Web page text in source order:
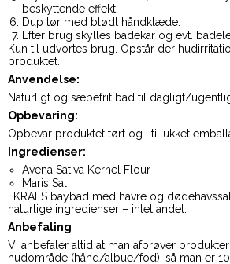
beskyttende effekt.
Dup tør med blødt håndklæde.
Efter brug skylles badekar og evt.
Kun til udvortes brug. Opstår der
produktet.
Anvendelse:
Naturligt og sæbefrit bad til dagligt/
Opbevaring:
Opbevar produktet tørt og i tillukket
Ingredienser:
Avena Sativa Kernel Flour
Maris Sal
I KRAES baybad med havre og
naturlige ingredienser – intet andet.
Anbefaling
Vi anbefaler altid at man afprøver
hudområde (hånd/albue/fod), så man er